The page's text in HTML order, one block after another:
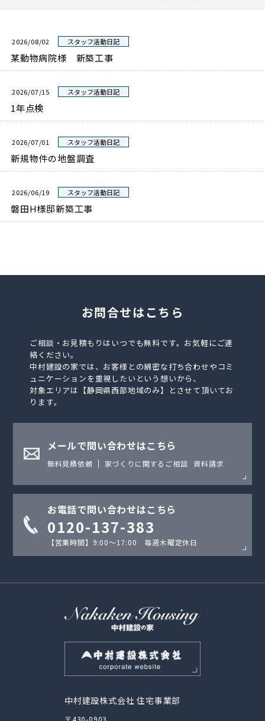
2026/08/02 スタッフ活動日記
某動物病院様 新築工事
2026/07/15 スタッフ活動日記
1年点検
2026/07/01 スタッフ活動日記
新規物件の地盤調査
2026/06/19 スタッフ活動日記
磐田H様邸新築工事
お問合せはこちら
ご相談・お見積もりはいつでも無料です。お気軽にご連
絡ください。
中村建設の家では、お客様との綿密な打ち合わせやコミ
ュニケーションを重視したいという想いから、
対象エリアは【静岡県西部地域のみ】とさせて頂いてお
ります。
メールで問い合わせはこちら
無料見積依頼 家づくりに関するご相談 資料請求
お電話で問い合わせはこちら
0120-137-383
【営業時間】9:00〜17:00 毎週木曜定休日
中村建設株式会社 住宅事業部
〒430-0903